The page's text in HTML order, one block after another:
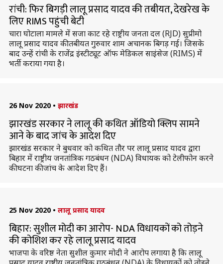
रांची: फिर बिगड़ी लालू प्रसाद यादव की तबीयत, देखरेख के
लिए RIMS पहुंची बेटी
चारा घोटाला मामले में सजा काट रहे राष्ट्रीय जनता दल (RJD) सुप्रीमो
लालू प्रसाद यादव की तबीयत गुरुवार शाम अचानक बिगड़ गई। जिसके
बाद उन्हें रांची के राजेंद्र इंस्टीट्यूट ऑफ मेडिकल साइंसेज (RIMS) में
भर्ती कराया गया है।
26 Nov 2020 • झारखंड
झारखंड सरकार ने लालू की कथित ऑडियो क्लिप सामने
आने के बाद जांच के आदेश दिए
झारखंड सरकार ने बुधवार को कथित तौर पर लालू प्रसाद यादव द्वारा
बिहार में राष्ट्रीय जनतांत्रिक गठबंधन (NDA) विधायक को टेलीफोन करने
की घटना की जांच के आदेश दिए हैं।
25 Nov 2020 • लालू प्रसाद यादव
बिहार: सुशील मोदी का आरोप- NDA विधायकों को तोड़ने
की कोशिश कर रहे लालू प्रसाद यादव
भाजपा के वरिष्ठ नेता सुशील कुमार मोदी ने आरोप लगाया है कि लालू